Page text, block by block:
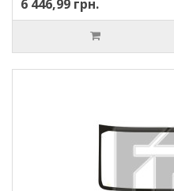
6 446,99 грн.